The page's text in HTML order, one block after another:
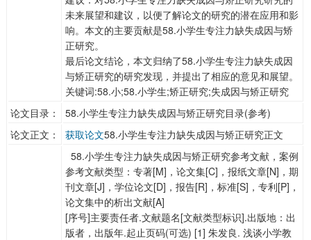
未来展望和建议，以便了解论文的研究的潜在应用和影
响。本文的主要贡献是58.小学生专注力缺失成因与矫
正研究。
最后论文结论，本文归纳了58.小学生专注力缺失成因
与矫正研究的研究发现，并提出了相应的意见和展望。
关键词:58.小;58.小学生;矫正研究;失成因与矫正研究
论文目录：
58.小学生专注力缺失成因与矫正研究目录(参考)
论文正文：
获取论文58.小学生专注力缺失成因与矫正研究正文
58.小学生专注力缺失成因与矫正研究参考文献，案例
参考文献类型：专著[M]，论文集[C]，报纸文章[N]，期
刊文章[J]，学位论文[D]，报告[R]，标准[S]，专利[P]，
论文集中的析出文献[A]
[序号]主要责任者.文献题名[文献类型标识].出版地：出
版者，出版年.起止页码(可选) [1] 朱发良. 浅谈小学教